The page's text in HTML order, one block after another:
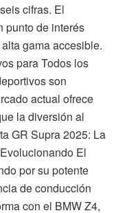
cifras. El
punto de interés
gama accesible.
para Todos los
son
actual ofrece
la diversión al
GR Supra 2025: La
El
por su potente
de conducción
con el BMW Z4,